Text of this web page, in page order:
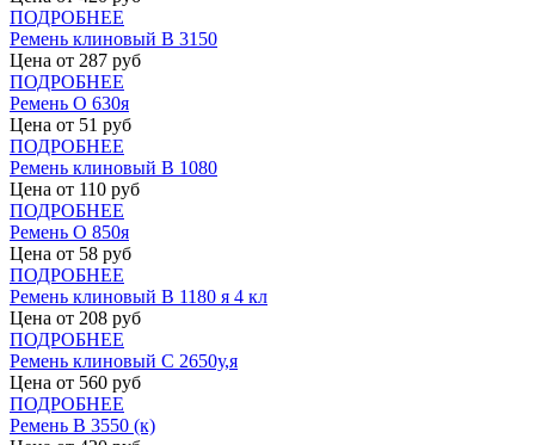
ПОДРОБНЕЕ
Ремень клиновый В 3150
Цена от 287 руб
ПОДРОБНЕЕ
Ремень О 630я
Цена от 51 руб
ПОДРОБНЕЕ
Ремень клиновый В 1080
Цена от 110 руб
ПОДРОБНЕЕ
Ремень О 850я
Цена от 58 руб
ПОДРОБНЕЕ
Ремень клиновый В 1180 я 4 кл
Цена от 208 руб
ПОДРОБНЕЕ
Ремень клиновый С 2650у,я
Цена от 560 руб
ПОДРОБНЕЕ
Ремень В 3550 (к)